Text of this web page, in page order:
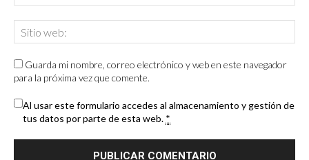
Guarda mi nombre, correo electrónico y web en este navegador
para la próxima vez que comente.
Al usar este formulario accedes al almacenamiento y gestión de
tus datos por parte de esta web. *